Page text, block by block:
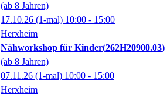
(ab 8 Jahren)
17.10.26 (1-mal) 10:00 - 15:00
Herxheim
Nähworkshop für Kinder 262H20900.03
(ab 8 Jahren)
07.11.26 (1-mal) 10:00 - 15:00
Herxheim